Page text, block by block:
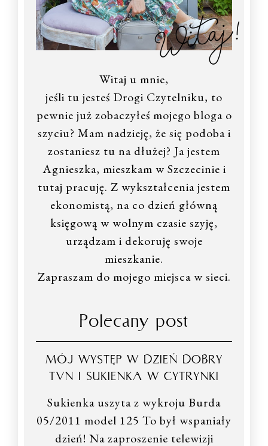
Witaj!
Witaj u mnie,
jeśli tu jesteś Drogi Czytelniku, to
pewnie już zobaczyłeś mojego bloga o
szyciu? Mam nadzieję, że się podoba i
zostaniesz tu na dłużej? Ja jestem
Agnieszka, mieszkam w Szczecinie i
tutaj pracuję. Z wykształcenia jestem
ekonomistą, na co dzień główną
księgową w wolnym czasie szyję,
urządzam i dekoruję swoje
mieszkanie.
Zapraszam do mojego miejsca w sieci.
Polecany post
MÓJ WYSTĘP W DZIEŃ DOBRY
TVN I SUKIENKA W CYTRYNKI
Sukienka uszyta z wykroju Burda
05/2011 model 125 To był wspaniały
dzień! Na zaproszenie telewizji